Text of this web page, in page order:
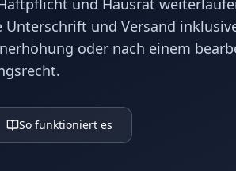
und Hausrat
und Versand
oder nach einem
So funktioniert es